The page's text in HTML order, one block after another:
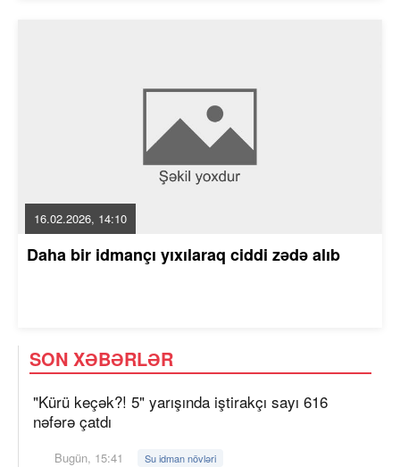
16.02.2026, 14:10
Daha bir idmançı yıxılaraq ciddi zədə alıb
SON XƏBƏRLƏR
"Kürü keçək?! 5" yarışında iştirakçı sayı 616
nəfərə çatdı
Bugün, 15:41 Su idman növləri